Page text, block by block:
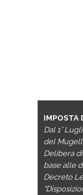
IMPOSTA
Dal 1°
del
Delibera
base alle
Decreto